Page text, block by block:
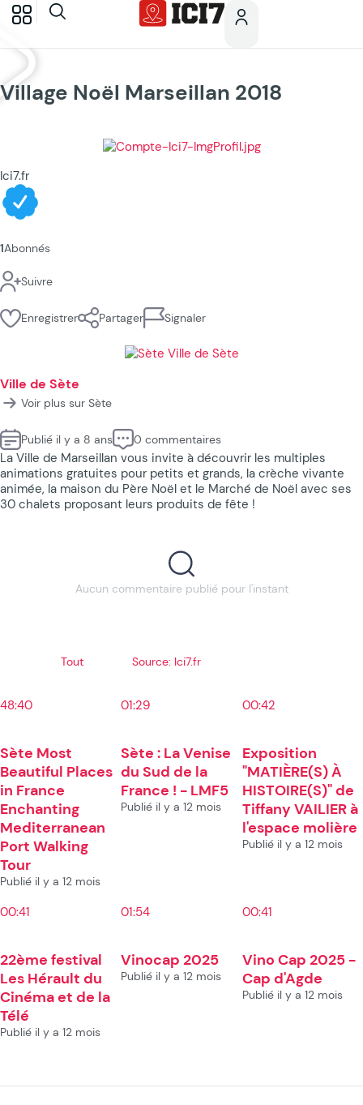
Village Noël Marseillan 2018
Ici7.fr
1Abonnés
Suivre
Enregistrer Partager Signaler
Ville de Sète
Voir plus sur Sète
Publié il y a 8 ans 0 commentaires
La Ville de Marseillan vous invite à découvrir les multiples
animations gratuites pour petits et grands, la crèche vivante
animée, la maison du Père Noël et le Marché de Noël avec ses
30 chalets proposant leurs produits de fête !
Aucun commentaire publié pour l'instant
Tout Source: Ici7.fr
48:40
Sète Most
Beautiful Places
in France
Enchanting
Mediterranean
Port Walking
Tour
Publié il y a 12 mois
01:29
Sète : La Venise
du Sud de la
France ! - LMF5
Publié il y a 12 mois
00:42
Exposition
"MATIÈRE(S) À
HISTOIRE(S)" de
Tiffany VAILIER à
l'espace molière
Publié il y a 12 mois
00:41
22ème festival
Les Hérault du
Cinéma et de la
Télé
Publié il y a 12 mois
01:54
Vinocap 2025
Publié il y a 12 mois
00:41
Vino Cap 2025 -
Cap d'Agde
Publié il y a 12 mois